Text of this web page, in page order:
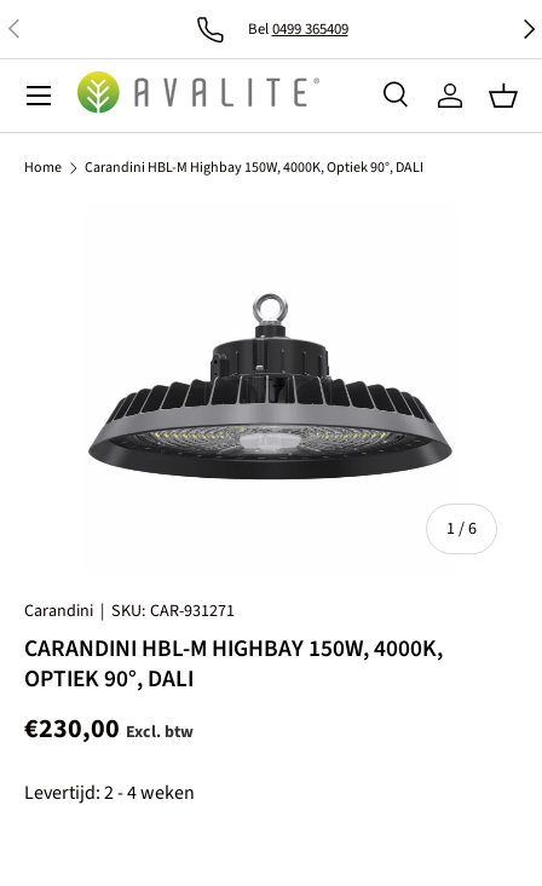
Vorige Bel0499 365409
Zoeken
ZoekenInloggen
Menu
Home Carandini HBL-M Highbay 150W, 4000K, Optiek 90°, DALI
1/van
6
Carandini | SKU: CAR-931271
CARANDINI HBL-M HIGHBAY 150W, 4000K,
OPTIEK 90°, DALI
€230,00
Levertijd: 2 - 4 weken